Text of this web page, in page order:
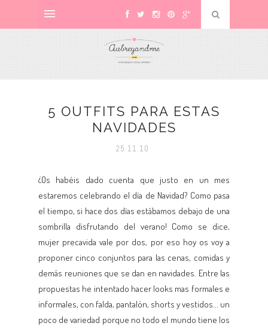
5 OUTFITS PARA ESTAS
NAVIDADES
25.11.10
¿Os habéis dado cuenta que justo en un mes
estaremos celebrando el día de Navidad? Como pasa
el tiempo, si hace dos días estábamos debajo de una
sombrilla disfrutando del verano! Como se dice,
mujer precavida vale por dos, por eso hoy os voy a
proponer cinco conjuntos para las cenas, comidas y
demás reuniones que se dan en navidades. Entre las
propuestas he intentado hacer looks mas formales e
informales, con falda, pantalón, shorts y vestidos... un
poco de variedad porque no todo el mundo tiene los